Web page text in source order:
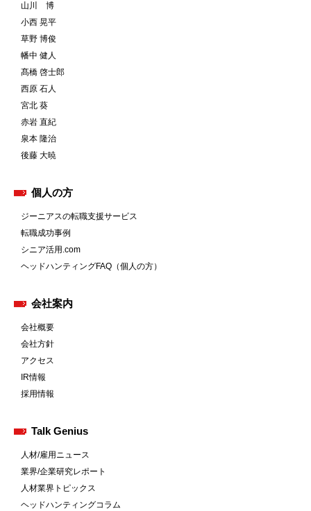
山川 博
小西 晃平
草野 博俊
幡中 健人
髙橋 啓士郎
西原 石人
宮北 葵
赤岩 直紀
泉本 隆治
後藤 大暁
個人の方
ジーニアスの転職支援サービス
転職成功事例
シニア活用.com
ヘッドハンティングFAQ（個人の方）
会社案内
会社概要
会社方針
アクセス
IR情報
採用情報
Talk Genius
人材/雇用ニュース
業界/企業研究レポート
人材業界トピックス
ヘッドハンティングコラム